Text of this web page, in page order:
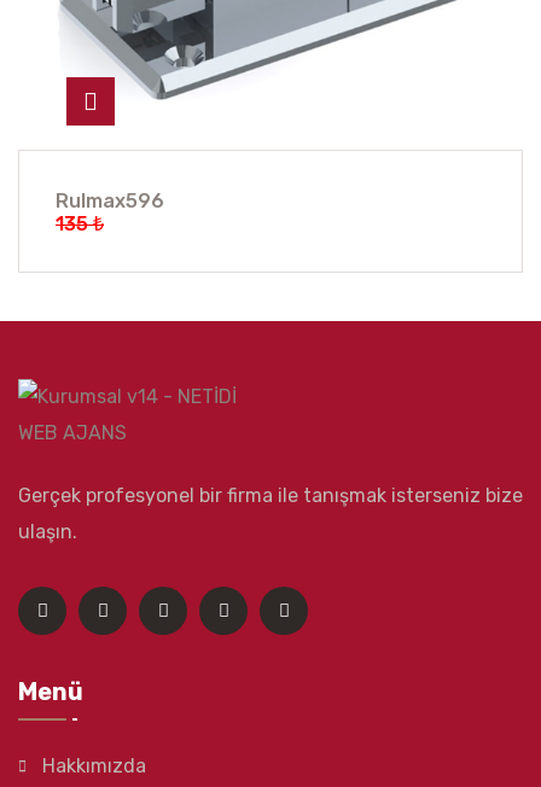
Rulmax596
135 ₺
Gerçek profesyonel bir firma ile tanışmak isterseniz bize
ulaşın.
Menü
Hakkımızda